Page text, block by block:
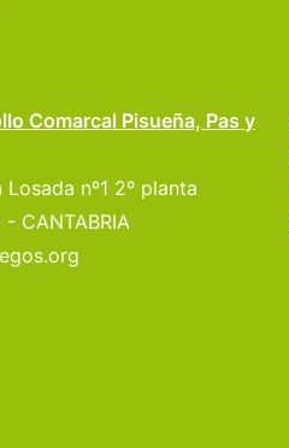
Comarcal Pisueña, Pas y
nº1 2º planta
CANTABRIA